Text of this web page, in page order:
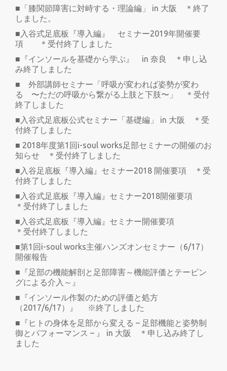
■「膝関節障害に対峙する・理論編」 in 大阪 ＊終了
しました。
■入谷式足底板『導入編』 セミナー2019年開催要
項 ＊受付終了しました
■『インソールを基礎から学ぶ』 in 奈良 ＊申し込
み終了しました
■ 外部講師セミナー「呼吸が変われば姿勢が変わ
る 〜ただの呼吸から繋がる上肢と下肢〜」 ＊受付
終了しました
■入谷式足底板公式セミナー「基礎編」 in 大阪 ＊受
付終了しました
■ 2018年度第1回i-soul works足部セミナーの開催のお
知らせ ＊受付終了しました
■入谷足底板『導入編』セミナー2018 開催要項 ＊受
付終了しました
■入谷式足底板『導入編』セミナー2018開催要項
＊受付終了しました
■入谷式足底板『導入編』セミナー開催要項
＊受付終了しました
■第1回i-soul works主催ハンズオンセミナー（6/17）
開催報告
■『足部の機能解剖と足部障害～機能評価とテーピン
グによる介入～』
■『インソール作製のための評価と処方
（2017/6/17）』 ※終了しました
■『ヒトの身体を足部から変える – 足部機能と姿勢制
御とパフォーマンス – 』 in 大阪 ＊申し込み終了し
ました